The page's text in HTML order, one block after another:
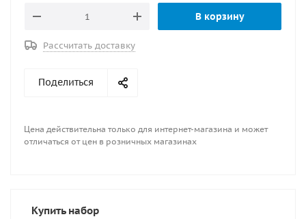
В корзину
Рассчитать доставку
Поделиться
Цена действительна только для интернет-магазина и может
отличаться от цен в розничных магазинах
Купить набор